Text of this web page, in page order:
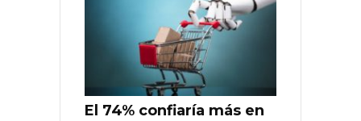
El 74% confiaría más en